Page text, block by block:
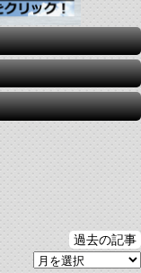
過去の記事